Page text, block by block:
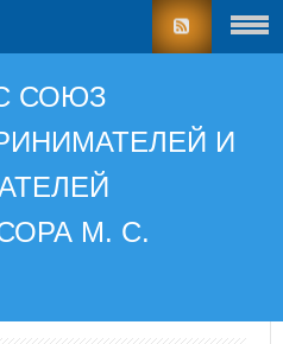
СОЮЗ
И
М. С.